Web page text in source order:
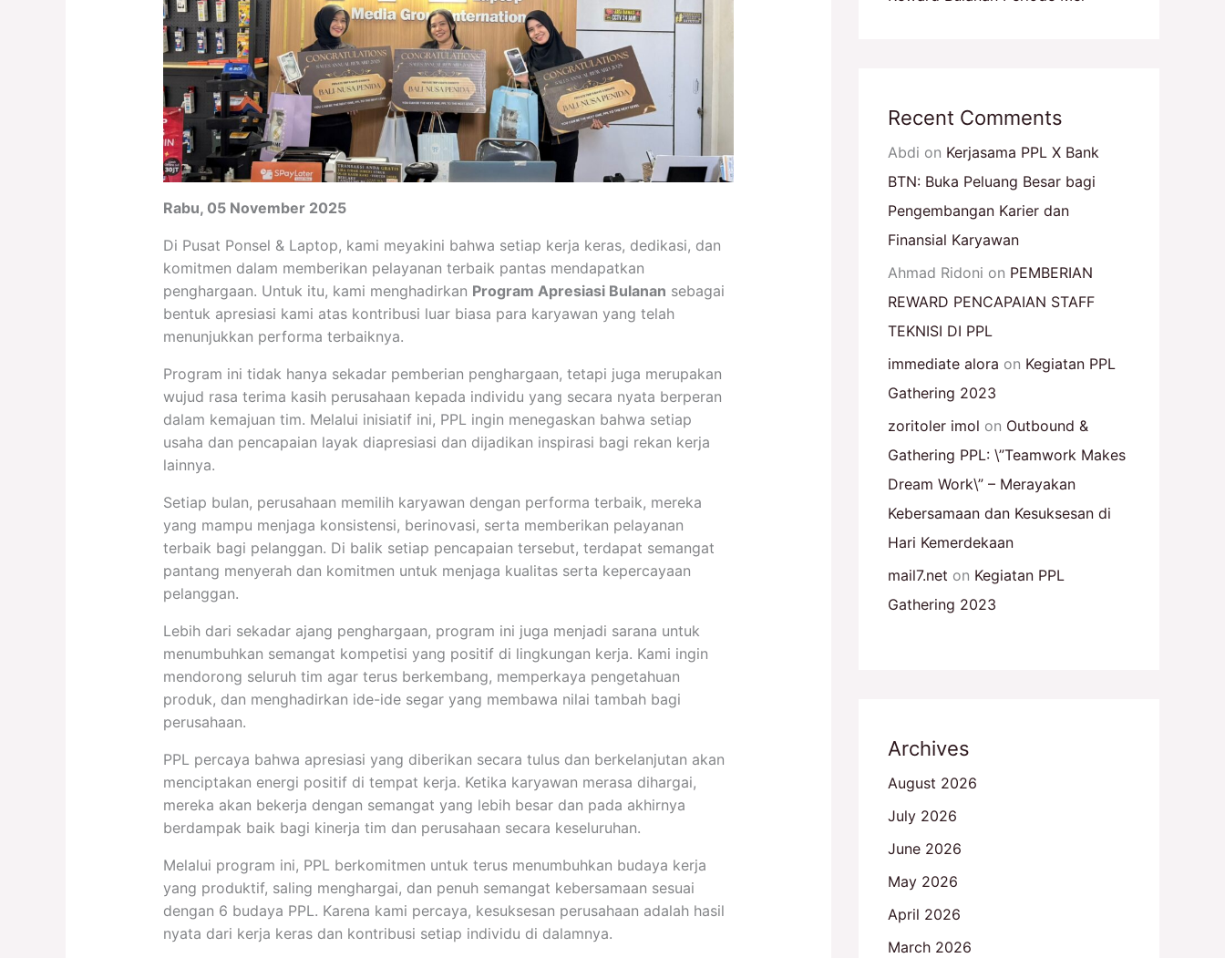
Rabu, 05 November 2025
Di Pusat Ponsel & Laptop, kami meyakini bahwa setiap kerja keras, dedikasi, dan
komitmen dalam memberikan pelayanan terbaik pantas mendapatkan
penghargaan. Untuk itu, kami menghadirkan Program Apresiasi Bulanan sebagai
bentuk apresiasi kami atas kontribusi luar biasa para karyawan yang telah
menunjukkan performa terbaiknya.
Program ini tidak hanya sekadar pemberian penghargaan, tetapi juga merupakan
wujud rasa terima kasih perusahaan kepada individu yang secara nyata berperan
dalam kemajuan tim. Melalui inisiatif ini, PPL ingin menegaskan bahwa setiap
usaha dan pencapaian layak diapresiasi dan dijadikan inspirasi bagi rekan kerja
lainnya.
Setiap bulan, perusahaan memilih karyawan dengan performa terbaik, mereka
yang mampu menjaga konsistensi, berinovasi, serta memberikan pelayanan
terbaik bagi pelanggan. Di balik setiap pencapaian tersebut, terdapat semangat
pantang menyerah dan komitmen untuk menjaga kualitas serta kepercayaan
pelanggan.
Lebih dari sekadar ajang penghargaan, program ini juga menjadi sarana untuk
menumbuhkan semangat kompetisi yang positif di lingkungan kerja. Kami ingin
mendorong seluruh tim agar terus berkembang, memperkaya pengetahuan
produk, dan menghadirkan ide-ide segar yang membawa nilai tambah bagi
perusahaan.
PPL percaya bahwa apresiasi yang diberikan secara tulus dan berkelanjutan akan
menciptakan energi positif di tempat kerja. Ketika karyawan merasa dihargai,
mereka akan bekerja dengan semangat yang lebih besar dan pada akhirnya
berdampak baik bagi kinerja tim dan perusahaan secara keseluruhan.
Melalui program ini, PPL berkomitmen untuk terus menumbuhkan budaya kerja
yang produktif, saling menghargai, dan penuh semangat kebersamaan sesuai
dengan 6 budaya PPL. Karena kami percaya, kesuksesan perusahaan adalah hasil
nyata dari kerja keras dan kontribusi setiap individu di dalamnya.
Recent Comments
Abdi on Kerjasama PPL X Bank
BTN: Buka Peluang Besar bagi
Pengembangan Karier dan
Finansial Karyawan
Ahmad Ridoni on PEMBERIAN
REWARD PENCAPAIAN STAFF
TEKNISI DI PPL
immediate alora on Kegiatan PPL
Gathering 2023
zoritoler imol on Outbound &
Gathering PPL: \”Teamwork Makes
Dream Work\” – Merayakan
Kebersamaan dan Kesuksesan di
Hari Kemerdekaan
mail7.net on Kegiatan PPL
Gathering 2023
Archives
August 2026
July 2026
June 2026
May 2026
April 2026
March 2026